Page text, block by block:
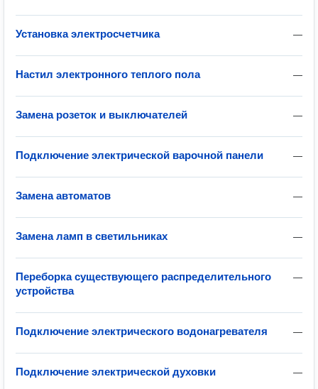
—
Установка электросчетчика
—
Настил электронного теплого пола
—
Замена розеток и выключателей
—
Подключение электрической варочной панели
—
Замена автоматов
—
Замена ламп в светильниках
—
Переборка существующего распределительного
устройства
—
Подключение электрического водонагревателя
—
Подключение электрической духовки